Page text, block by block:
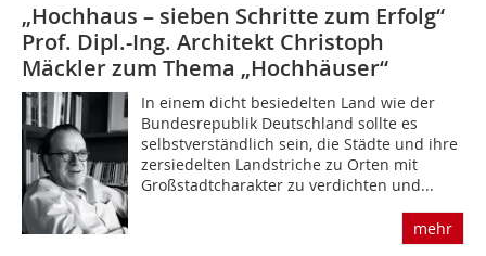
„Hochhaus – sieben Schritte zum Erfolg“
Prof. Dipl.-Ing. Architekt Christoph
Mäckler zum Thema „Hochhäuser“
In einem dicht besiedelten Land wie der
Bundesrepublik Deutschland sollte es
selbstverständlich sein, die Städte und ihre
zersiedelten Landstriche zu Orten mit
Großstadtcharakter zu verdichten und...
mehr